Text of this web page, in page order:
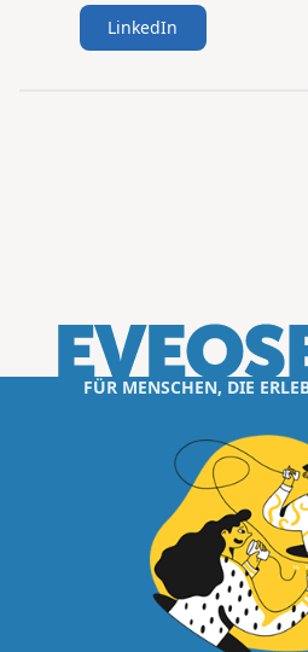
LinkedIn
FÜR MENSCHEN, DIE